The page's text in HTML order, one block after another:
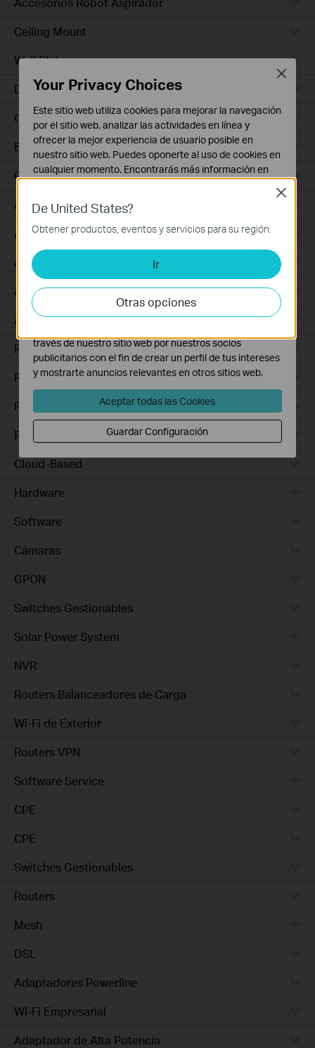
Ceiling Mount
Wall Plate
Desktop
Outdoor
Bridges
GPON
Access Plus
Aggregation
Access Max
Access
Access Pro
Routers Ethernet
Routers Wi-Fi
Routers 5G/4G
Routers Integrados
Cloud-Based
Hardware
Software
Cámaras
GPON
Switches Gestionables
Solar Power System
NVR
Routers Balanceadores de Carga
Wi-Fi de Exterior
Routers VPN
Software Service
CPE
CPE
Switches Gestionables
Routers
Mesh
DSL
Adaptadores Powerline
Wi-Fi Empresarial
Adaptador de Alta Potencia
De United States?
Obtener productos, eventos y servicios para su región.
Ir
Otras opciones
Close
Your Privacy Choices
Este sitio web utiliza cookies para mejorar la navegación
por el sitio web, analizar las actividades en línea y
ofrecer la mejor experiencia de usuario posible en
nuestro sitio web. Puedes oponerte al uso de cookies en
cualquier momento. Encontrarás más información en
Cookies Básicas
Estas cookies son necesarias para el funcionamiento
del sitio web y no pueden desactivarse en tu sistema.
Cookies de Análisis y de Marketing
Las cookies de análisis nos permiten analizar tus
actividades en nuestro sitio web con el fin de mejorar y
adaptar la funcionalidad del mismo.
través de nuestro sitio web por nuestros socios
publicitarios con el fin de crear un perfil de tus intereses
y mostrarte anuncios relevantes en otros sitios web.
Aceptar todas las Cookies
Guardar Configuración
Close